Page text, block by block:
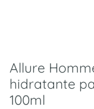
Allure
hidratante
100ml